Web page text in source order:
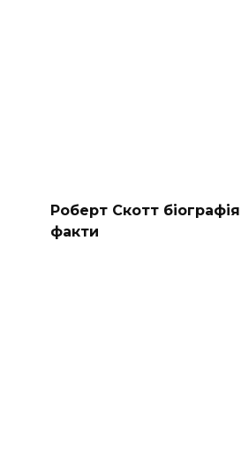
Роберт Скотт біографія
факти